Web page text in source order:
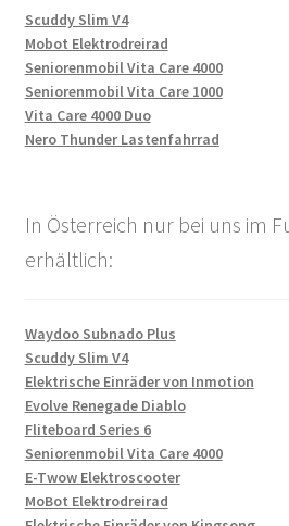
Scuddy Slim V4
Mobot Elektrodreirad
Seniorenmobil Vita Care 4000
Seniorenmobil Vita Care 1000
Vita Care 4000 Duo
Nero Thunder Lastenfahrrad
In Österreich nur bei uns im
erhältlich:
Waydoo Subnado Plus
Scuddy Slim V4
Elektrische Einräder von Inmotion
Evolve Renegade Diablo
Fliteboard Series 6
Seniorenmobil Vita Care 4000
E-Twow Elektroscooter
MoBot Elektrodreirad